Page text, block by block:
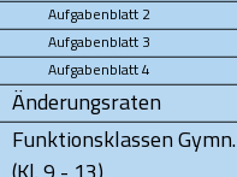
Aufgabenblatt 2
Aufgabenblatt 3
Aufgabenblatt 4
Änderungsraten
Funktionsklassen Gymn.